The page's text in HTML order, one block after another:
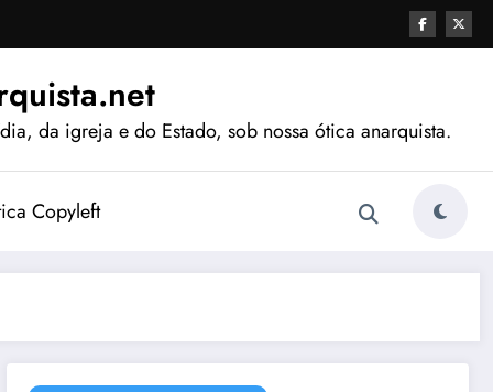
da igreja e do Estado, sob nossa ótica anarquista.
Copyleft